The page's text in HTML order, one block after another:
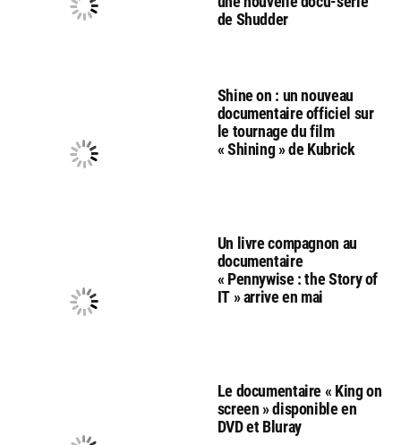
de Shudder
Shine on : un nouveau
documentaire officiel sur
le tournage du film
« Shining » de Kubrick
Un livre compagnon au
documentaire
« Pennywise : the Story of
IT » arrive en mai
Le documentaire « King on
screen » disponible en
DVD et Bluray